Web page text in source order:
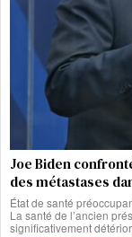
Joe Biden
des métastases
État de santé
La santé de l’ancien
significativement